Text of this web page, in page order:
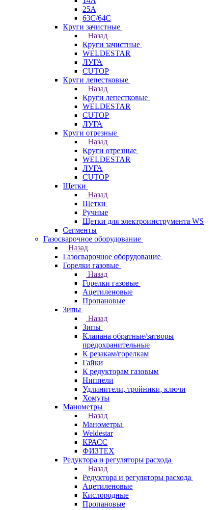
25А
63С/64С
Круги зачистные
Назад
Круги зачистные
WELDESTAR
ЛУГА
CUTOP
Круги лепестковые
Назад
Круги лепестковые
WELDESTAR
CUTOP
ЛУГА
Круги отрезные
Назад
Круги отрезные
WELDESTAR
ЛУГА
CUTOP
Щетки
Назад
Щетки
Ручные
Щетки для электроинструмента WS
Сегменты
Газосварочное оборудование
Назад
Газосварочное оборудование
Горелки газовые
Назад
Горелки газовые
Ацетиленовые
Пропановые
Зипы
Назад
Зипы
Клапана обратные/затворы
предохранительные
К резакам/горелкам
Гайки
К редукторам газовым
Ниппели
Удлинители, тройники, ключи
Хомуты
Манометры
Назад
Манометры
Weldestar
КРАСС
ФИЗТЕХ
Редуктора и регуляторы расхода
Назад
Редуктора и регуляторы расхода
Ацетиленовые
Кислородные
Пропановые